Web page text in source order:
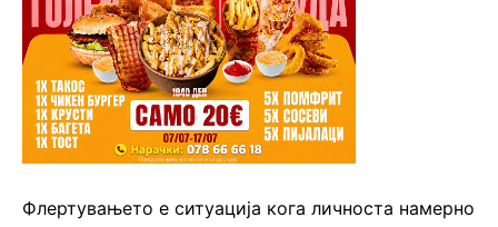
Флертувањето е ситуација кога личноста намерно